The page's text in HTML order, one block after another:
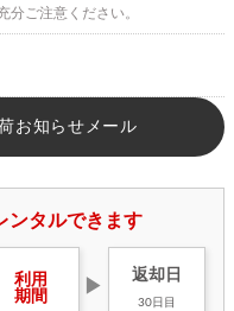
分ご注意ください。
お知らせメール
ンタルできます
利用
期間
▶
返却日
30日目